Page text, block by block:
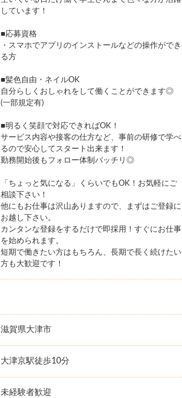
しています！
■応募資格
・スマホでアプリのインストールなどの操作ができ
る方
■髪色自由・ネイルOK
自分らしくおしゃれをして働くことができます◎
(一部規定有)
■明るく笑顔で対応できればOK！
サービス内容や接客の仕方など、事前の研修で学べ
るので安心してスタート出来ます！
勤務開始後もフォロー体制バッチリ◎
「ちょっと気になる」くらいでもOK！お気軽にご
相談下さい！
他にもお仕事は沢山ありますので、まずはご登録に
お越し下さい。
カンタンな登録をするだけで即採用！すぐにお仕事
を始められます。
短期で働きたい方はもちろん、長期で長く続けたい
方も大歓迎です！
滋賀県大津市
大津京駅徒歩10分
未経験者歓迎